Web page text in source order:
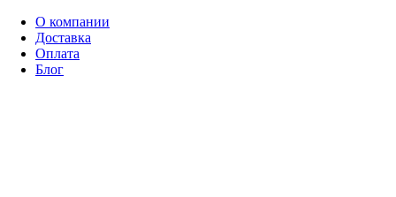
О компании
Доставка
Оплата
Блог